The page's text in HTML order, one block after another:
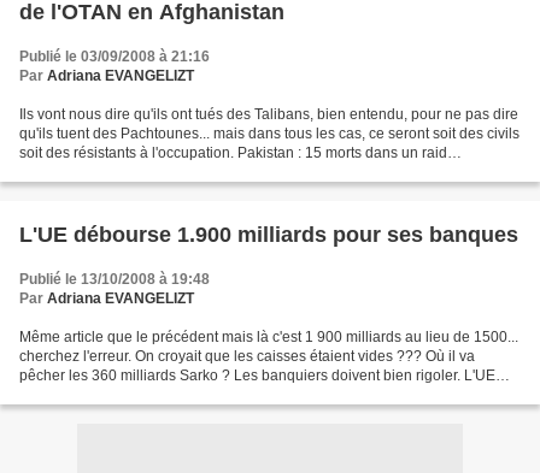
de l'OTAN en Afghanistan
Publié le 03/09/2008 à 21:16
Par Adriana EVANGELIZT
Ils vont nous dire qu'ils ont tués des Talibans, bien entendu, pour ne pas dire
qu'ils tuent des Pachtounes... mais dans tous les cas, ce seront soit des civils
soit des résistants à l'occupation. Pakistan : 15 morts dans un raid
L'UE débourse 1.900 milliards pour ses banques
Publié le 13/10/2008 à 19:48
Par Adriana EVANGELIZT
Même article que le précédent mais là c'est 1 900 milliards au lieu de 1500...
cherchez l'erreur. On croyait que les caisses étaient vides ??? Où il va
pêcher les 360 milliards Sarko ? Les banquiers doivent bien rigoler. L'UE